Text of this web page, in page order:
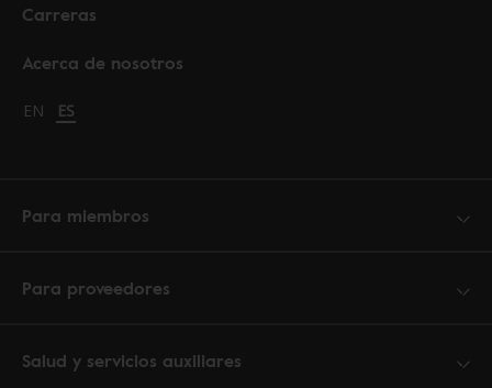
Acerca de nosotros
Carreras
Change language to English
EN Cambiar idioma a español
ES
Para miembros
Para proveedores
Salud y servicios auxiliares